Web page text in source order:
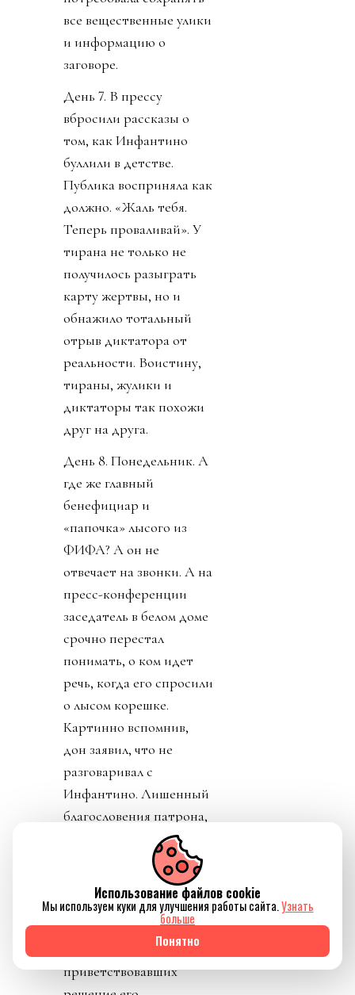
все вещественные улики
и информацию о
заговоре.
День 7. В прессу
вбросили рассказы о
том, как Инфантино
буллили в детстве.
Публика восприняла как
должно. «Жаль тебя.
Теперь проваливай». У
тирана не только не
получилось разыграть
карту жертвы, но и
обнажило тотальный
отрыв диктатора от
реальности. Воистину,
тираны, жулики и
диктаторы так похожи
друг на друга.
День 8. Понедельник. А
где же главный
бенефициар и
«папочка» лысого из
ФИФА? А он не
отвечает на звонки. А на
пресс-конференции
заседатель в белом доме
срочно перестал
понимать, о ком идет
речь, когда его спросили
о лысом корешке.
Картинно вспомнив,
дон заявил, что не
разговаривал с
Инфантино. Лишенный
благословения патрона,
скукожившийся до
размеров Волдеморта,
Джанни, скуля, начал
репостить копирующие
текст друг друга посты
приветствовавших
Использование файлов cookie
Мы используем куки для улучшения работы сайта.Узнать
больше
Понятно